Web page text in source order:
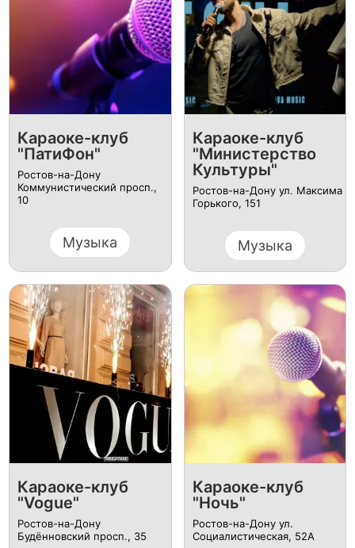
Караоке-клуб
"ПатиФон"
Ростов-на-Дону
Коммунистический просп.,
10
Музыка
Караоке-клуб
"Министерство
Культуры"
Ростов-на-Дону ул. Максима
Горького, 151
Музыка
Караоке-клуб
"Vogue"
Ростов-на-Дону
Будённовский просп., 35
Караоке-клуб
"Ночь"
Ростов-на-Дону ул.
Социалистическая, 52А